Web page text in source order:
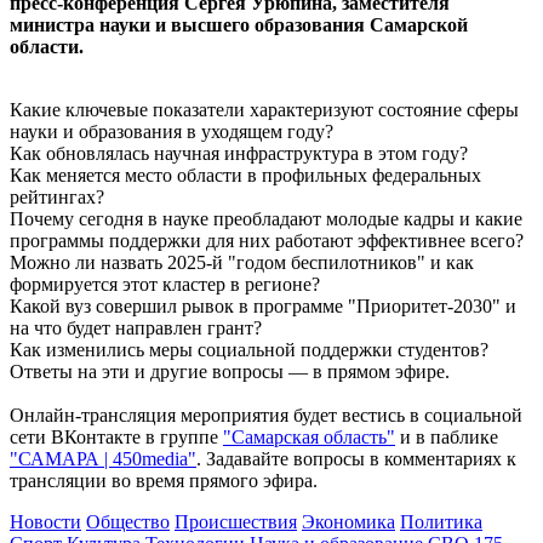
08.08.2026 | 10:15
День физкультурника в России: какие праздники отмечают 8
Кардиолог Алексей Алексеенко рассказал, как снизить риски
для здоровья в жару
08.08.2026 | 09:07
8 августа вражеские БПЛА атаковали промышленное
предприятие в Самарской области
08.08.2026 | 09:02
В Кошкинском районе благоустраивают 7 общественных
территорий
08.08.2026 | 08:07
+32 °C и вечерний дождь: погода в Самарской области 8
августа
08.08.2026 | 07:08
В Самарской области рано утром 8 августа объявили
08.08.2026 | 04:40
В Большой Глушице появится зона отдыха у воды
07.08.2026 | 21:41
Вячеслав Федорищев: "Важно отмечать тех, кто всей душой и
вклад в ее развитие"
министра науки и высшего образования Самарской
области.
Какие ключевые показатели характеризуют состояние сферы
науки и образования в уходящем году?
Как обновлялась научная инфраструктура в этом году?
Как меняется место области в профильных федеральных
рейтингах?
Почему сегодня в науке преобладают молодые кадры и какие
программы поддержки для них работают эффективнее всего?
Можно ли назвать 2025-й "годом беспилотников" и как
формируется этот кластер в регионе?
Какой вуз совершил рывок в программе "Приоритет-2030" и
на что будет направлен грант?
Как изменились меры социальной поддержки студентов?
Ответы на эти и другие вопросы — в прямом эфире.
Онлайн-трансляция мероприятия будет вестись в социальной
сети ВКонтакте в группе "Самарская область" и в паблике
"САМАРА | 450media". Задавайте вопросы в комментариях к
трансляции во время прямого эфира.
Новости Общество Происшествия Экономика Политика